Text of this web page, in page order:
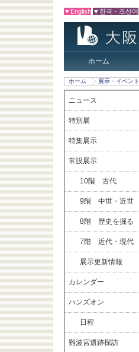
▼English ▼한국・조선어
ホーム
ホーム 展示・イベント
ニュース
特別展
特集展示
常設展示
10階 古代
9階 中世・近世
8階 歴史を掘る
7階 近代・現代
展示更新情報
カレンダー
ハンズオン
日程
難波宮遺跡探訪